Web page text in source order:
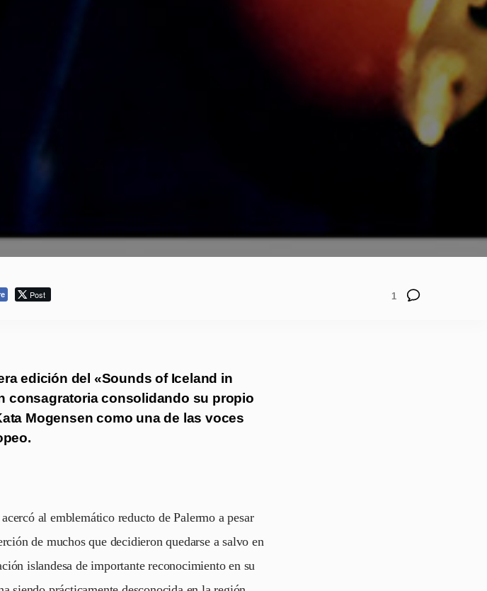
Post 1
edición del «Sounds of Iceland in
consagratoria consolidando su propio
Mogensen como una de las voces
al emblemático reducto de Palermo a pesar
de muchos que decidieron quedarse a salvo en
islandesa de importante reconocimiento en su